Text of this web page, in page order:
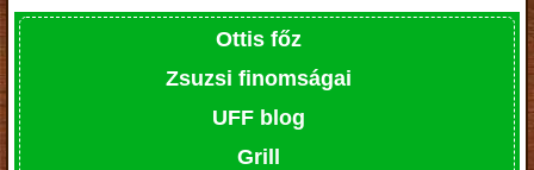
Ottis főz
Zsuzsi finomságai
UFF blog
Grill